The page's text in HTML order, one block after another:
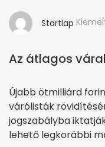
Startlap
Az átlagos
Újabb ötmilliárd
várólisták
jogszabályba
lehető legkorábbi